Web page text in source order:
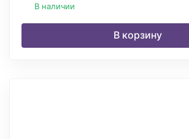
В наличии
В корзину